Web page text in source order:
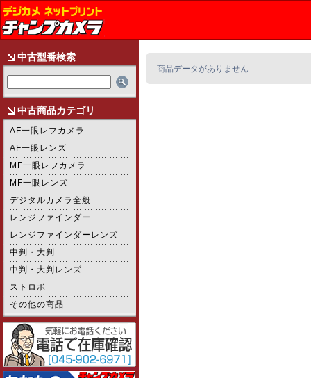
中古型番検索
中古商品カテゴリ
AF一眼レフカメラ
AF一眼レンズ
MF一眼レフカメラ
MF一眼レンズ
デジタルカメラ全般
レンジファインダー
レンジファインダーレンズ
中判・大判
中判・大判レンズ
ストロボ
その他の商品
商品データがありません